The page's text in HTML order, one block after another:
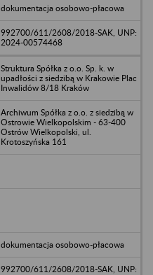
dokumentacja osobowo-płacowa
992700/611/2608/2018-SAK, UNP:
2024-00574468
Struktura Spółka z o.o. Sp. k. w
upadłości z siedzibą w Krakowie Plac
Inwalidów 8/18 Kraków
Archiwum Spółka z o.o. z siedzibą w
Ostrowie Wielkopolskim - 63-400
Ostrów Wielkopolski, ul.
Krotoszyńska 161
dokumentacja osobowo-płacowa
992700/611/2608/2018-SAK, UNP: